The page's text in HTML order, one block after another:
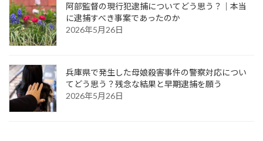
阿部監督の現行犯逮捕についてどう思う？｜本当
に逮捕すべき事案であったのか
2026年5月26日
兵庫県で発生した母娘殺害事件の警察対応につい
てどう思う？残念な結果と早期逮捕を願う
2026年5月26日